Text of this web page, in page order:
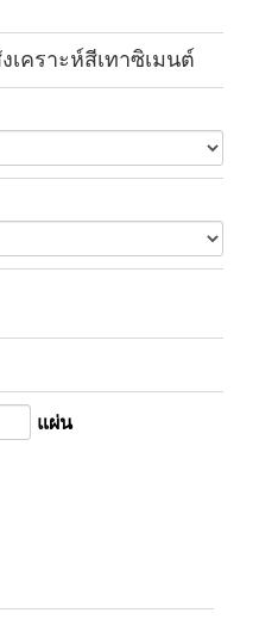
คราะห์สีเทาซิเมนต์
แผ่น